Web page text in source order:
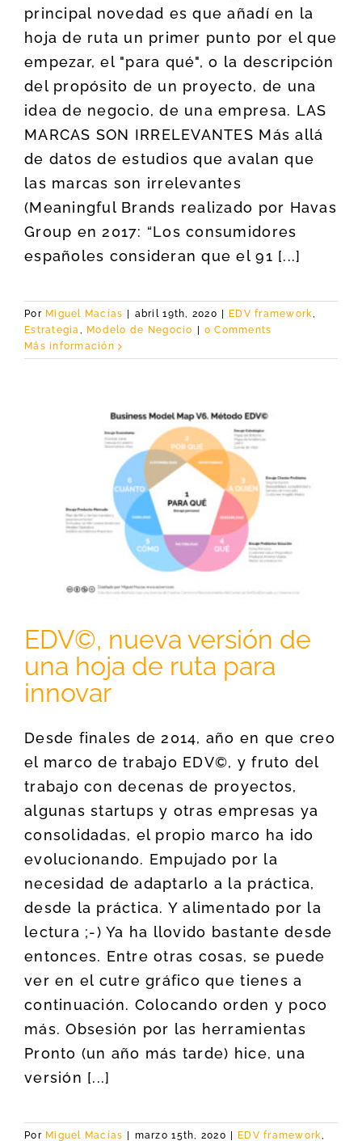
principal novedad es que añadí en la
hoja de ruta un primer punto por el que
empezar, el "para qué", o la descripción
del propósito de un proyecto, de una
idea de negocio, de una empresa. LAS
MARCAS SON IRRELEVANTES Más allá
de datos de estudios que avalan que
las marcas son irrelevantes
(Meaningful Brands realizado por Havas
Group en 2017: “Los consumidores
españoles consideran que el 91 [...]
Por Miguel Macías | abril 19th, 2020 | EDV framework,
Estrategia, Modelo de Negocio | 0 Comments
Más información
EDV©, nueva versión de
una hoja de ruta para
innovar
Desde finales de 2014, año en que creo
el marco de trabajo EDV©, y fruto del
trabajo con decenas de proyectos,
algunas startups y otras empresas ya
consolidadas, el propio marco ha ido
evolucionando. Empujado por la
necesidad de adaptarlo a la práctica,
desde la práctica. Y alimentado por la
lectura ;-) Ya ha llovido bastante desde
entonces. Entre otras cosas, se puede
ver en el cutre gráfico que tienes a
continuación. Colocando orden y poco
más. Obsesión por las herramientas
Pronto (un año más tarde) hice, una
versión [...]
Por Miguel Macías | marzo 15th, 2020 | EDV framework